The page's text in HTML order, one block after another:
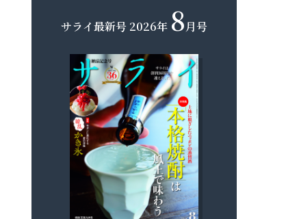
サライ最新号 2026年 8月号